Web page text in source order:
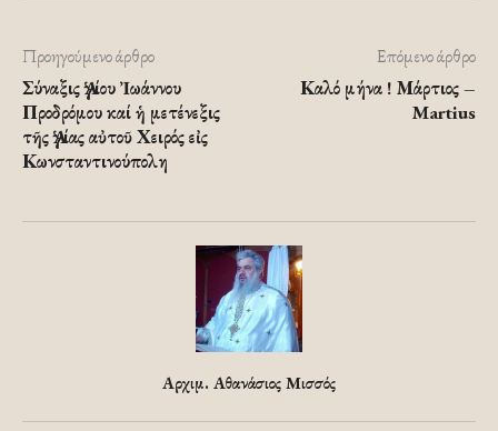
Προηγούμενο άρθρο
Σύναξις Ἁγίου Ἰωάννου
Προδρόμου καί ἡ μετένεξις
τῆς Ἁγίας αὐτοῦ Χειρός εἰς
Κωνσταντινούπολη
Επόμενο άρθρο
Καλό μήνα ! Μάρτιος –
Martius
Αρχιμ. Αθανάσιος Μισσός